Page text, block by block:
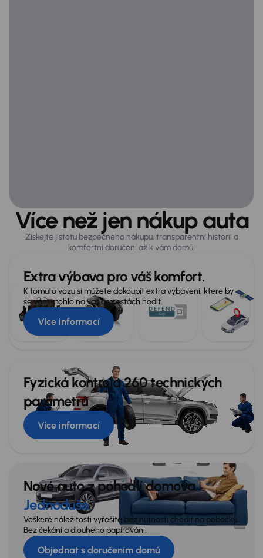
Více než jen nákup auta
Získejte jistotu bezpečného nákupu, transparentní historii a
komfortní doručení až k vám domů.
Extra výbava pro váš komfort.
K tomuto vozu si můžete dokoupit extra vybavení, které by
se vám mohlo na vašich cestách hodit.
Více informací
Fyzická kontrola 260 technických
parametrů
Více informací
Nové auto z pohodlí domova.
Jednoduše.
Veškeré náležitosti vyřešíte bez nutnosti chodit na pobočku.
Bez čekání a dlouhého papírování.
Objednat s doručením domů